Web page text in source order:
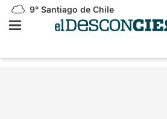
9° Santiago de Chile